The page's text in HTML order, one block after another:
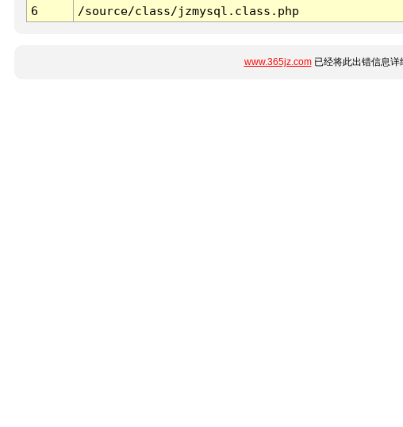
6
/source/class/jzmysql.class.php
www.365jz.com已经将此出错信息详